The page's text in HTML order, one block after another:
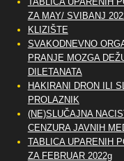
ZA MAY/ SVIBANJ
KLIZIŠTE
SVAKODNEVNO
PRANJE MOZGA
DILETANATA
HAKIRANI DRON ILI
PROLAZNIK
(NE)SLUČAJNA
CENZURA JAVNIH
TABLICA UPARENIH
ZA FEBRUAR 2022g